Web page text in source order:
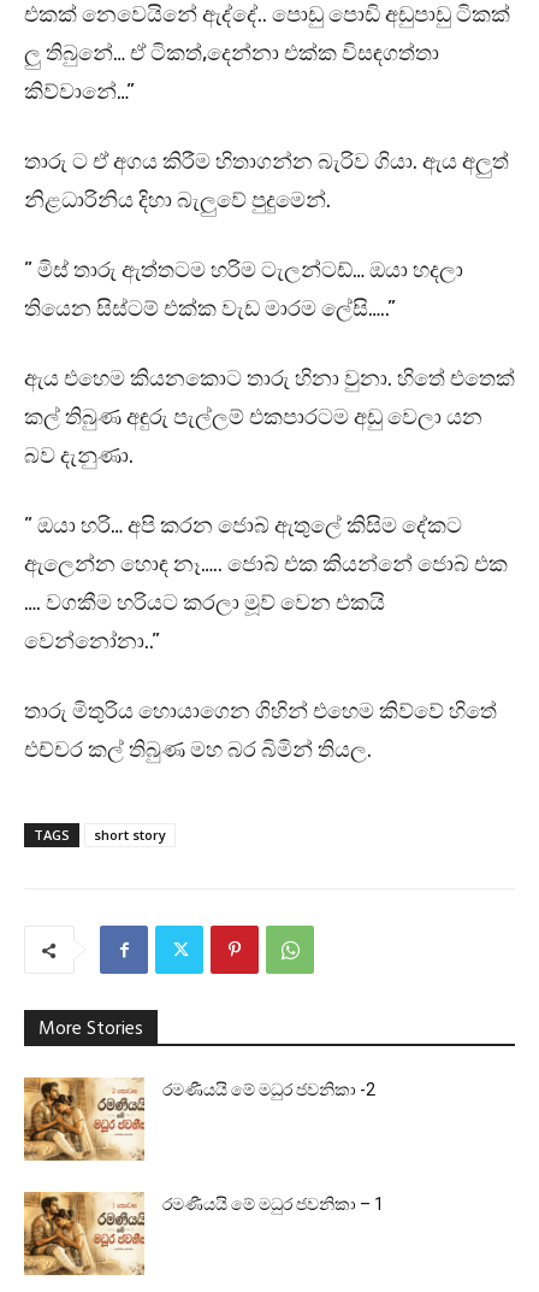
එකක් නෙවෙයිනේ ඇද්දේ.. පොඩු පොඩි අඩුපාඩු ටිකක්
ලු තිබුනේ… ඒ ටිකත්,දෙන්නා එක්ක විසඳගත්තා
කිව්වානේ…”
තාරු ට ඒ අගය කිරීම හිතාගන්න බැරිව ගියා. ඇය අලුත්
නිළධාරිනිය දිහා බැලුවේ පුදුමෙන්.
” මිස් තාරු ඇත්තටම හරිම ටැලන්ටඩ්… ඔයා හදලා
තියෙන සිස්ටම් එක්ක වැඩ මාරම ලේසි…..”
ඇය එහෙම කියනකොට තාරු හිනා වුනා. හිතේ එතෙක්
කල් තිබුණ අඳුරු පැල්ලම් එකපාරටම අඩු වෙලා යන
බව දැනුණා.
” ඔයා හරි… අපි කරන ජොබ් ඇතුලේ කිසිම දේකට
ඇලෙන්න හොඳ නෑ….. ජොබ් එක කියන්නේ ජොබ් එක
…. වගකීම හරියට කරලා මූව් වෙන එකයි
වෙන්නෝනා..”
තාරු මිතුරිය හොයාගෙන ගිහින් එහෙම කිව්වේ හිතේ
එච්චර කල් තිබුණ මහ බර බිමින් තියල.
TAGS short story
More Stories
රමණීයයි මේ මධුර ජවනිකා -2
රමණීයයි මේ මධුර ජවනිකා – 1